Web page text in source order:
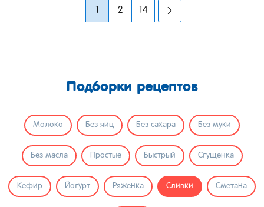
1 2 14
Подборки рецептов
Молоко Без яиц Без сахара Без муки
Без масла Простые Быстрый Сгущенка
Кефир Йогурт Ряженка Сливки Сметана